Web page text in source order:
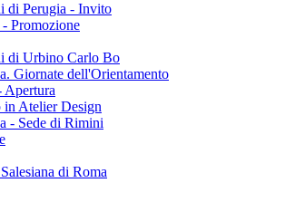
di Perugia - Invito
Promozione
di Urbino Carlo Bo
Giornate dell'Orientamento
Apertura
in Atelier Design
- Sede di Rimini
di Roma